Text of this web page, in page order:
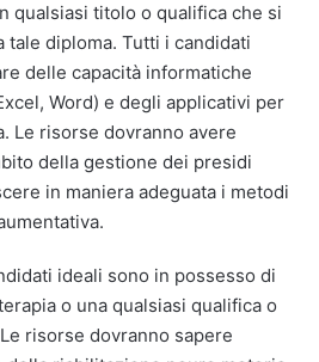
qualsiasi titolo o qualifica che si
tale diploma. Tutti i candidati
delle capacità informatiche
Word) e degli applicativi per
Le risorse dovranno avere
della gestione dei presidi
in maniera adeguata i metodi
ideali sono in possesso di
o una qualsiasi qualifica o
risorse dovranno sapere